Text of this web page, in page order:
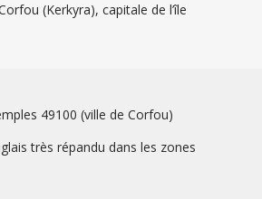
(Kerkyra), capitale de l’île
49100 (ville de Corfou)
très répandu dans les zones